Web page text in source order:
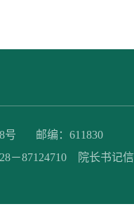
号 邮编：611830
－87124710 院长书记信